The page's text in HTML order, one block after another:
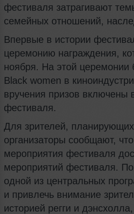
фестиваля затрагивают
семейных отношений,
Впервые в истории
церемонию награждения,
ноября. На этой церемонии
Black women в
вручения призов
фестиваля.
Для зрителей, планирующих
организаторы сообщают,
мероприятия фестиваля
мероприятий фестиваля.
одной из центральных
и привлечь внимание
историей регги и